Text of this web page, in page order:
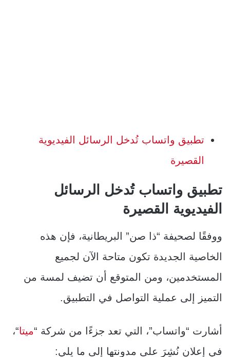
تطبيق واتساب تُدخل الرسائل الفيديوية
القصيرة
تطبيق واتساب تُدخل الرسائل
الفيديوية القصيرة
ووفقًا لصحيفة “ذا صن” البريطانية، فإن هذه
الخاصية الجديدة تكون متاحة الآن لجميع
المستخدمين، ومن المتوقع أن تضيف لمسة من
التميز إلى عملية التواصل في التطبيق.
أشارت “واتساب”، التي تعد جزءًا من شركة “ميتا“،
في إعلان نُشِرَ على مدونتها إلى ما يلي: